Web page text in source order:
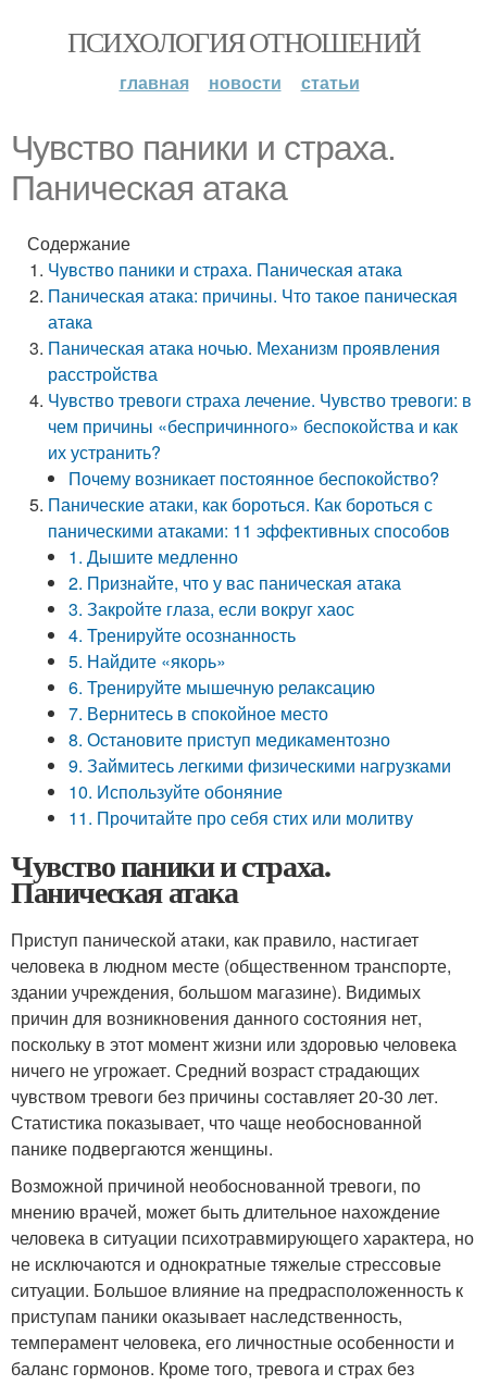
ПСИХОЛОГИЯ ОТНОШЕНИЙ
главная новости статьи
Чувство паники и страха.
Паническая атака
Содержание
Чувство паники и страха. Паническая атака
Паническая атака: причины. Что такое паническая
атака
Паническая атака ночью. Механизм проявления
расстройства
Чувство тревоги страха лечение. Чувство тревоги: в
чем причины «беспричинного» беспокойства и как
их устранить?
Почему возникает постоянное беспокойство?
Панические атаки, как бороться. Как бороться с
паническими атаками: 11 эффективных способов
1. Дышите медленно
2. Признайте, что у вас паническая атака
3. Закройте глаза, если вокруг хаос
4. Тренируйте осознанность
5. Найдите «якорь»
6. Тренируйте мышечную релаксацию
7. Вернитесь в спокойное место
8. Остановите приступ медикаментозно
9. Займитесь легкими физическими нагрузками
10. Используйте обоняние
11. Прочитайте про себя стих или молитву
Чувство паники и страха.
Паническая атака
Приступ панической атаки, как правило, настигает
человека в людном месте (общественном транспорте,
здании учреждения, большом магазине). Видимых
причин для возникновения данного состояния нет,
поскольку в этот момент жизни или здоровью человека
ничего не угрожает. Средний возраст страдающих
чувством тревоги без причины составляет 20-30 лет.
Статистика показывает, что чаще необоснованной
панике подвергаются женщины.
Возможной причиной необоснованной тревоги, по
мнению врачей, может быть длительное нахождение
человека в ситуации психотравмирующего характера, но
не исключаются и однократные тяжелые стрессовые
ситуации. Большое влияние на предрасположенность к
приступам паники оказывает наследственность,
темперамент человека, его личностные особенности и
баланс гормонов. Кроме того, тревога и страх без